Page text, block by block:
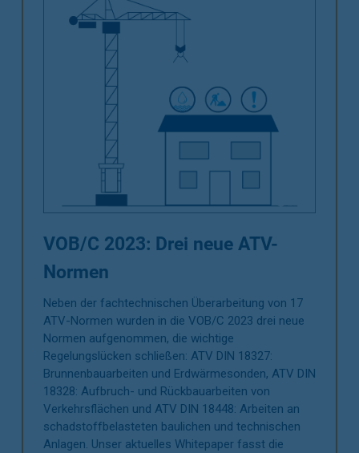
VOB/C 2023: Drei neue ATV-
Normen
Neben der fachtechnischen Überarbeitung von 17
ATV-Normen wurden in die VOB/C 2023 drei neue
Normen aufgenommen, die wichtige
Regelungslücken schließen: ATV DIN 18327:
Brunnenbauarbeiten und Erdwärmesonden, ATV DIN
18328: Aufbruch- und Rückbauarbeiten von
Verkehrsflächen und ATV DIN 18448: Arbeiten an
schadstoffbelasteten baulichen und technischen
Anlagen. Unser aktuelles Whitepaper fasst die